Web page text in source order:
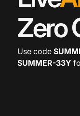
Zero
Use code
SUMMER-33Y